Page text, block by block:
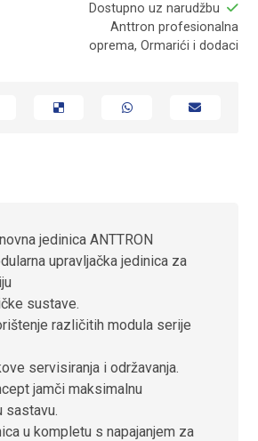
Dostupno uz narudžbu
Anttron profesionalna
oprema, Ormarići i dodaci
jedinica ANTTRON
upravljačka jedinica za
sustave.
različitih modula serije
servisiranja i održavanja.
jamči maksimalnu
sastavu.
u kompletu s napajanjem za